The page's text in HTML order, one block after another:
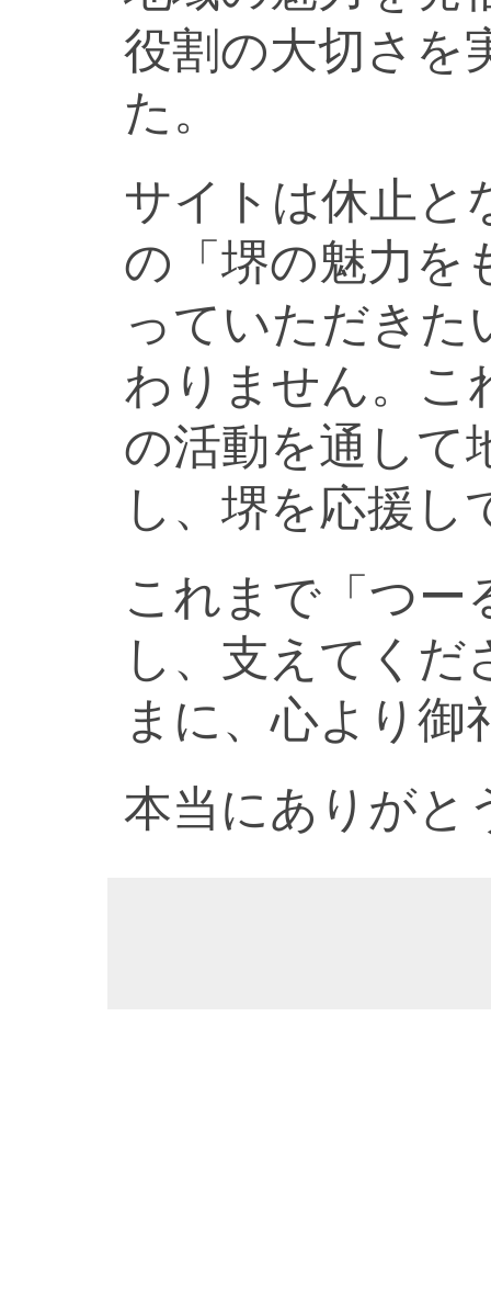
役割の大切さを
た。
サイトは休止と
の「堺の魅力を
っていただきた
わりません。こ
の活動を通して
し、堺を応援し
これまで「つー
し、支えてく
まに、心より御
本当にありがと